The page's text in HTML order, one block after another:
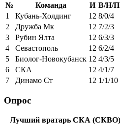
№ Команда И В/Н/П
1
Кубань-Холдинг 12 8/0/4
2
Дружба Мк 12 7/2/3
3
Рубин Ялта 12 6/3/3
4
Севастополь 12 6/2/4
5
Биолог-Новокубанск 12 4/3/5
6
СКА 12 4/1/7
7
Динамо Ст 12 1/1/10
Опрос
Лучший вратарь СКА (СКВО)